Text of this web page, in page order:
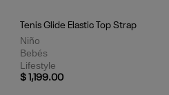
Tenis Glide Elastic Top Strap
Niño
Bebés
Lifestyle
$ 1,199.00